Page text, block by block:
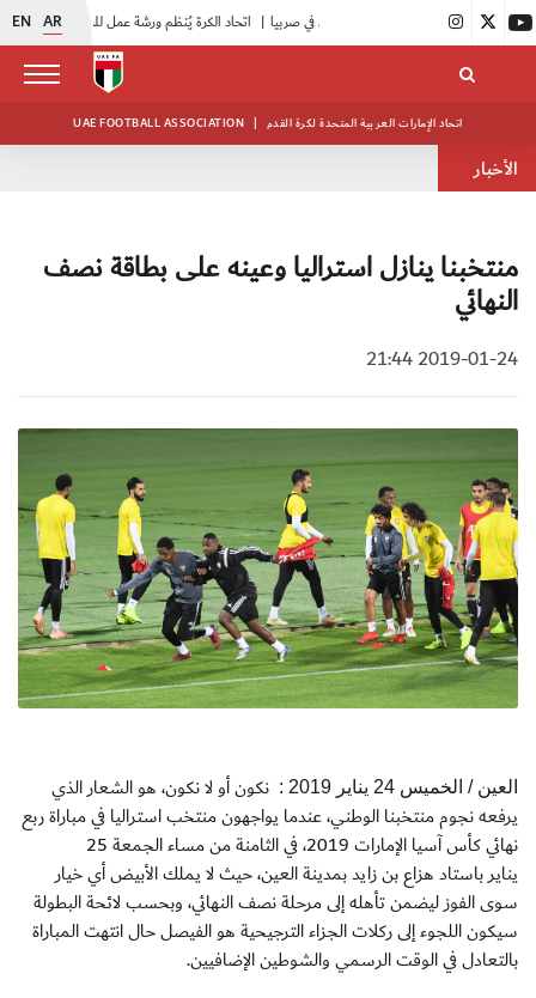
EN AR
UAE FOOTBALL ASSOCIATION | اتحاد الإمارات العربية المتحدة لكرة القدم
الأخبار
منتخبنا ينازل استراليا وعينه على بطاقة نصف
النهائي
2019-01-24 21:44
العين / الخميس 24 يناير 2019 :
نكون أو لا نكون، هو الشعار الذي
يرفعه نجوم منتخبنا الوطني، عندما يواجهون منتخب استراليا في مباراة ربع
نهائي كأس آسيا الإمارات 2019، في الثامنة من مساء
الجمعة 25
ينايرباستاد هزاع بن زايد بمدينة العين، حيث لا يملك الأبيض أي خيار
سوى الفوز ليضمن تأهله إلى مرحلة نصف النهائي، وبحسب لائحة البطولة
سيكون اللجوء إلى ركلات الجزاء الترجيحية هو الفيصل حال انتهت المباراة
بالتعادل في الوقت الرسمي والشوطين الإضافيين.